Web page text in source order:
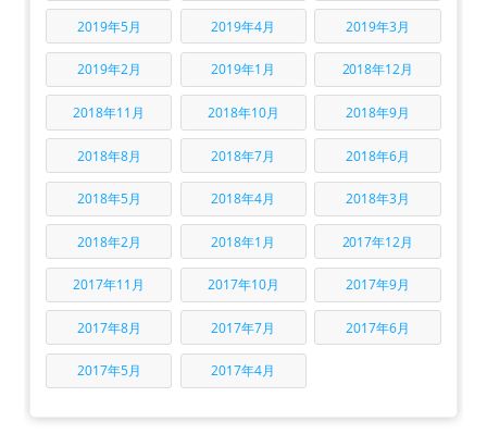
2019年5月 2019年4月 2019年3月
2019年2月 2019年1月 2018年12月
2018年11月 2018年10月 2018年9月
2018年8月 2018年7月 2018年6月
2018年5月 2018年4月 2018年3月
2018年2月 2018年1月 2017年12月
2017年11月 2017年10月 2017年9月
2017年8月 2017年7月 2017年6月
2017年5月 2017年4月